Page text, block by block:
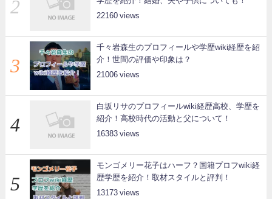
22160
千々岩森生のプロフィールや学歴wiki経歴を紹
介！世間の評価や印象は？
21006
白坂リサのプロフィールwiki経歴高校、学歴を
紹介！高校時代の活動と父について！
16383
モンゴメリー花子はハーフ？国籍プロフwiki経
歴学歴を紹介！取材スタイルと評判！
13173